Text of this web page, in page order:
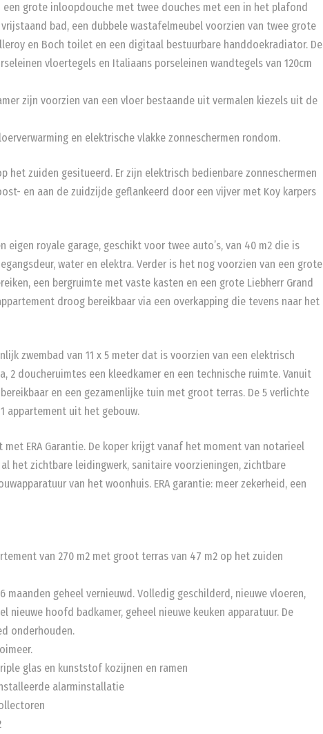
grote inloopdouche met twee douches met een in het plafond
bad, een dubbele wastafelmeubel voorzien van twee grote
en Boch toilet en een digitaal bestuurbare handdoekradiator. De
vloertegels en Italiaans porseleinen wandtegels van 120cm
zijn voorzien van een vloer bestaande uit vermalen kiezels uit de
en elektrische vlakke zonneschermen rondom.
het zuiden gesitueerd. Er zijn elektrisch bedienbare zonneschermen
en aan de zuidzijde geflankeerd door een vijver met Koy karpers
eigen royale garage, geschikt voor twee auto’s, van 40 m2 die is
water en elektra. Verder is het nog voorzien van een grote
een bergruimte met vaste kasten en een grote Liebherr Grand
droog bereikbaar via een overkapping die tevens naar het
zwembad van 11 x 5 meter dat is voorzien van een elektrisch
2 doucheruimtes een kleedkamer en een technische ruimte. Vanuit
en een gezamenlijke tuin met groot terras. De 5 verlichte
appartement uit het gebouw.
met ERA Garantie. De koper krijgt vanaf het moment van notarieel
het zichtbare leidingwerk, sanitaire voorzieningen, zichtbare
van het woonhuis. ERA garantie: meer zekerheid, een
van 270 m2 met groot terras van 47 m2 op het zuiden
maanden geheel vernieuwd. Volledig geschilderd, nieuwe vloeren,
nieuwe hoofd badkamer, geheel nieuwe keuken apparatuur. De
onderhouden.
glas en kunststof kozijnen en ramen
alarminstallatie